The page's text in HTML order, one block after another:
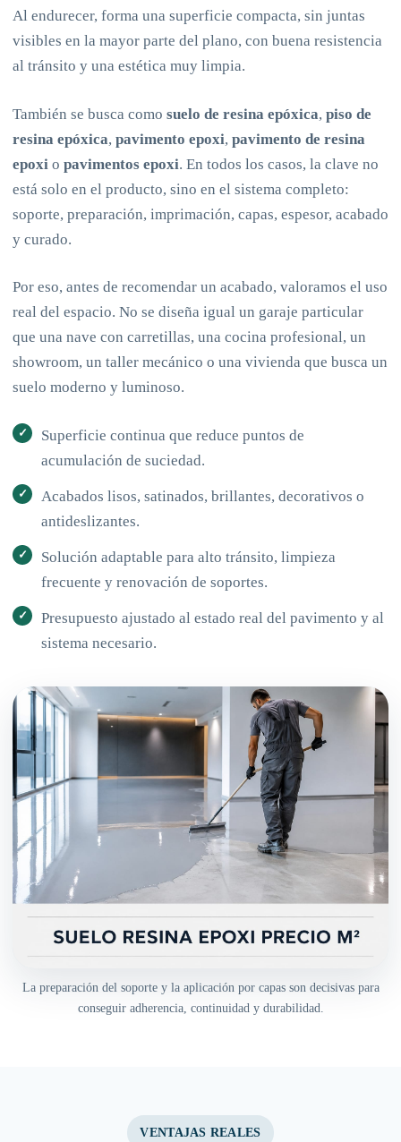
Al endurecer, forma una superficie compacta, sin juntas
visibles en la mayor parte del plano, con buena resistencia
al tránsito y una estética muy limpia.
También se busca como suelo de resina epóxica, piso de
resina epóxica, pavimento epoxi, pavimento de resina
epoxi o pavimentos epoxi. En todos los casos, la clave no
está solo en el producto, sino en el sistema completo:
soporte, preparación, imprimación, capas, espesor, acabado
y curado.
Por eso, antes de recomendar un acabado, valoramos el uso
real del espacio. No se diseña igual un garaje particular
que una nave con carretillas, una cocina profesional, un
showroom, un taller mecánico o una vivienda que busca un
suelo moderno y luminoso.
Superficie continua que reduce puntos de
acumulación de suciedad.
Acabados lisos, satinados, brillantes, decorativos o
antideslizantes.
Solución adaptable para alto tránsito, limpieza
frecuente y renovación de soportes.
Presupuesto ajustado al estado real del pavimento y al
sistema necesario.
La preparación del soporte y la aplicación por capas son decisivas para
conseguir adherencia, continuidad y durabilidad.
VENTAJAS REALES